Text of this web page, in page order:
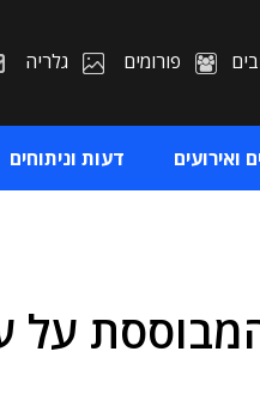
פורומים גלריה
ואירועים דעות וניתוחים
על